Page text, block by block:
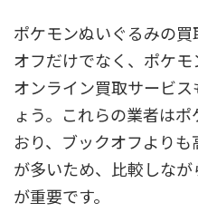
ポケモンぬいぐるみの
オフだけでなく、ポケ
オンライン買取サービ
ょう。これらの業者は
おり、ブックオフより
が多いため、比較しな
が重要です。